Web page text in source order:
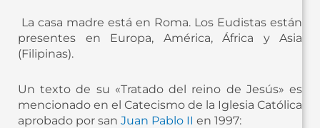
La casa madre está en Roma. Los Eudistas están
presentes en Europa, América, África y Asia
(Filipinas).
Un texto de su «Tratado del reino de Jesús» es
mencionado en el Catecismo de la Iglesia Católica
aprobado por san Juan Pablo II en 1997: